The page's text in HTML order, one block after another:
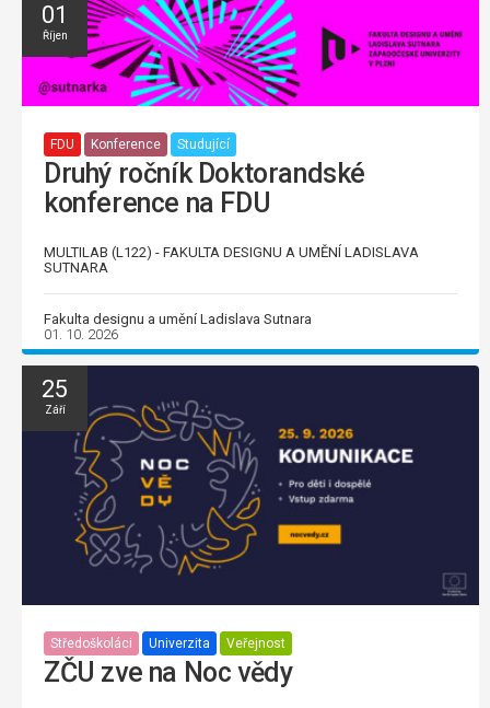
01
Říjen
FDU Konference Studující
Druhý ročník Doktorandské
konference na FDU
MULTILAB (L122) - FAKULTA DESIGNU A UMĚNÍ LADISLAVA
SUTNARA
Fakulta designu a umění Ladislava Sutnara
01. 10. 2026
25
Září
Středoškoláci Univerzita Veřejnost
ZČU zve na Noc vědy